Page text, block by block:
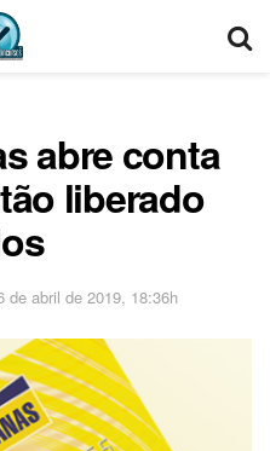
abre conta
liberado
de abril de 2019, 18:36h